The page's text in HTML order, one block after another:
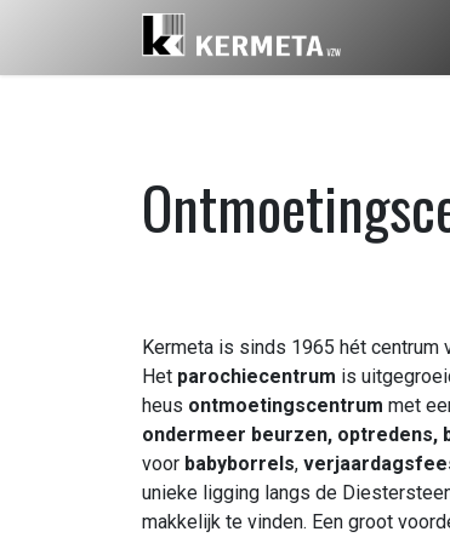
Overslaan naar inhoud
Kermeta is sinds 1965 hét centrum
Het parochiecentrum is
heus ontmoetingscentrum met
ondermeer beurzen, optredens,
voor babyborrels,
unieke ligging langs de
makkelijk te vinden. Een groot